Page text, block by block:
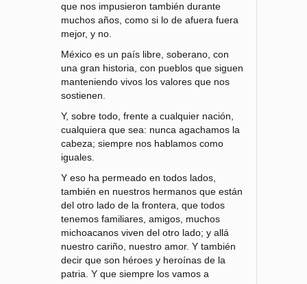
que nos impusieron también durante
muchos años, como si lo de afuera fuera
mejor, y no.
México es un país libre, soberano, con
una gran historia, con pueblos que siguen
manteniendo vivos los valores que nos
sostienen.
Y, sobre todo, frente a cualquier nación,
cualquiera que sea: nunca agachamos la
cabeza; siempre nos hablamos como
iguales.
Y eso ha permeado en todos lados,
también en nuestros hermanos que están
del otro lado de la frontera, que todos
tenemos familiares, amigos, muchos
michoacanos viven del otro lado; y allá
nuestro cariño, nuestro amor. Y también
decir que son héroes y heroínas de la
patria. Y que siempre los vamos a